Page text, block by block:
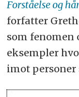
Forståelse og
forfatter
som fenomen
eksempler
imot